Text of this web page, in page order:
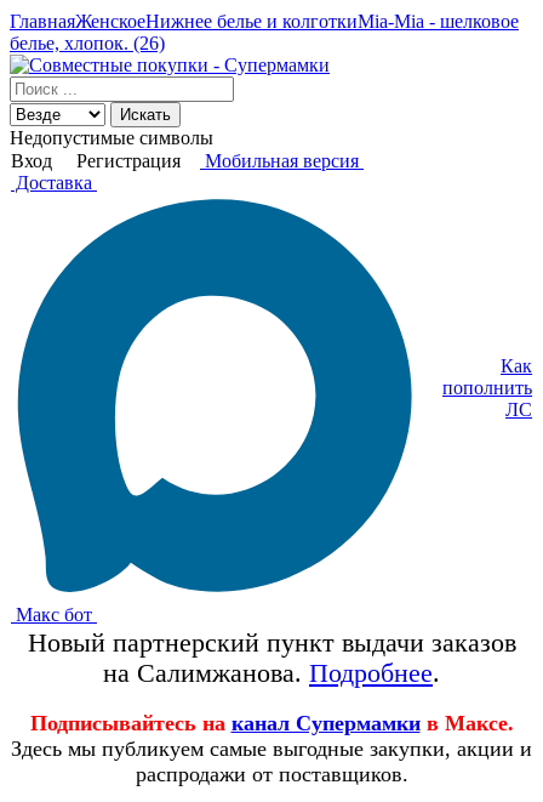
ГлавнаяЖенскоеНижнее белье и колготкиMia-Mia - шелковое
белье, хлопок. (26)
Искать
Недопустимые символы
Вход
Регистрация
Мобильная версия
Доставка
Макс бот
Как
пополнить
ЛС
Новый партнерский пункт выдачи заказов
на Салимжанова. Подробнее.
Подписывайтесь на канал Супермамки в Максе.
Здесь мы публикуем самые выгодные закупки, акции и
распродажи от поставщиков.